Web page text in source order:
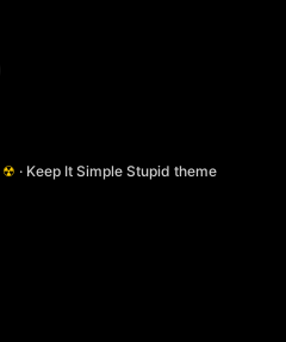
☢ · Keep It Simple Stupid theme